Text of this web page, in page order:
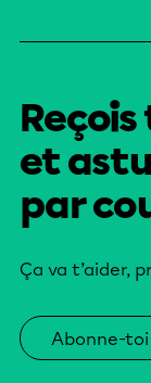
et
par
Ça va t’aider,
Abonne-toi